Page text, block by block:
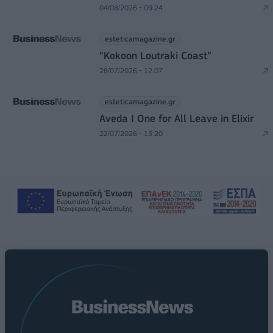
04/08/2026 - 09:24
esteticamagazine.gr
“Kokoon Loutraki Coast”
28/07/2026 - 12:07
esteticamagazine.gr
Aveda I One for All Leave in Elixir
22/07/2026 - 13:20